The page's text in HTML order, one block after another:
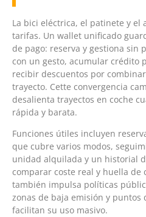
La bici eléctrica, el patinete y el
tarifas. Un wallet unificado
de pago: reserva y gestiona sin
con un gesto, acumular crédito
recibir descuentos por
trayecto. Cette convergencia
desalienta trayectos en coche
rápida y barata.
Funciones útiles incluyen
que cubre varios modos,
unidad alquilada y un historial
comparar coste real y huella de
también impulsa políticas
zonas de baja emisión y
facilitan su uso masivo.